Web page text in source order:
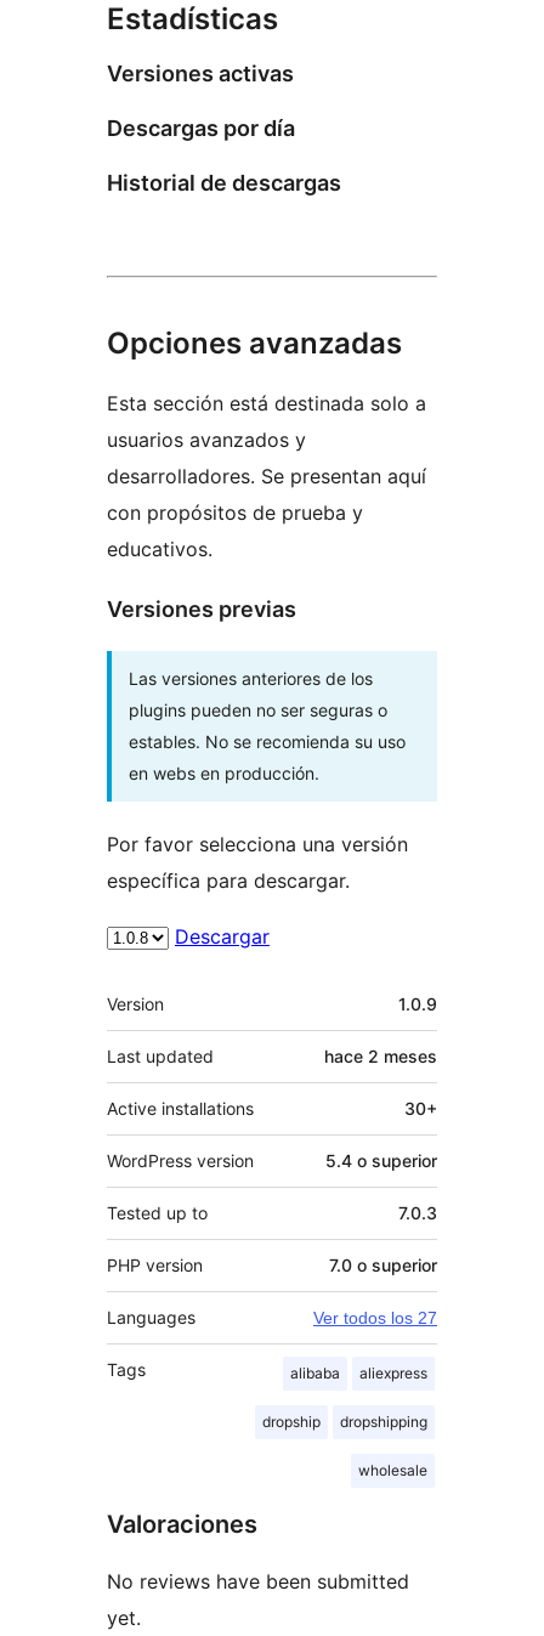
Estadísticas
Versiones activas
Descargas por día
Historial de descargas
Opciones avanzadas
Esta sección está destinada solo a
usuarios avanzados y
desarrolladores. Se presentan aquí
con propósitos de prueba y
educativos.
Versiones previas
Las versiones anteriores de los
plugins pueden no ser seguras o
estables. No se recomienda su uso
en webs en producción.
Por favor selecciona una versión
específica para descargar.
Descargar
Meta
Version 1.0.9
Last updated hace 2 meses
Active installations 30+
WordPress version 5.4 o superior
Tested up to 7.0.3
PHP version 7.0 o superior
Languages Ver todos los 27
Tags alibaba aliexpress
dropship dropshipping
wholesale
Valoraciones
No reviews have been submitted
yet.